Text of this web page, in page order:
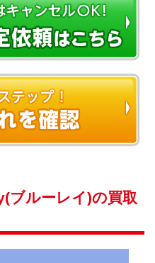
ブルーレイ)の買取